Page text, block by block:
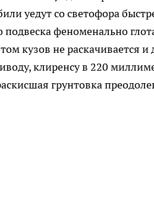
уедут со светофора
подвеска феноменально
кузов не раскачивается
клиренсу в 220
грунтовка